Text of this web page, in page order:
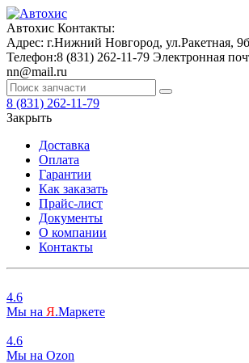
Автохис Контакты:
Адрес: г.Нижний Новгород, ул.Ракетная, 9б
Телефон:8 (831) 262-11-79 Электронная
nn@mail.ru
8 (831) 262-11-79
Закрыть
Доставка
Оплата
Гарантии
Как заказать
Прайс-лист
Документы
О компании
Контакты
4.6
Мы на Я.Маркете
4.6
Мы на Ozon